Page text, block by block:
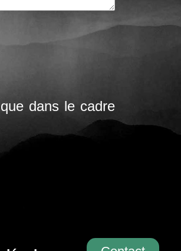
dans le cadre